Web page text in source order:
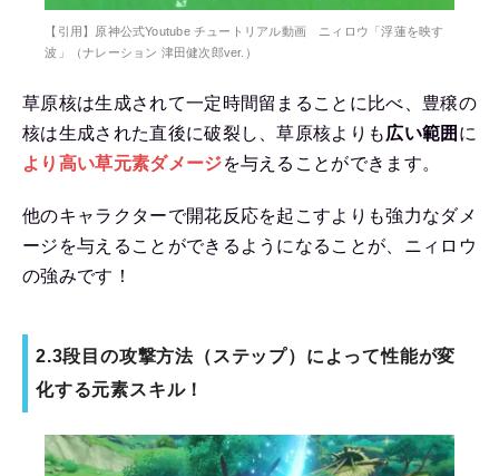
【引用】原神公式Youtube チュートリアル動画 ニィロウ「浮蓮を映す
波」（ナレーション 津田健次郎ver.）
草原核は生成されて一定時間留まることに比べ、豊穣の
核は生成された直後に破裂し、草原核よりも広い範囲 に
より高い草元素ダメージを与えることができます。
他のキャラクターで開花反応を起こすよりも強力なダメ
ージを与えることができるようになることが、ニィロウ
の強みです！
2.3段目の攻撃方法（ステップ）によって性能が変
化する元素スキル！